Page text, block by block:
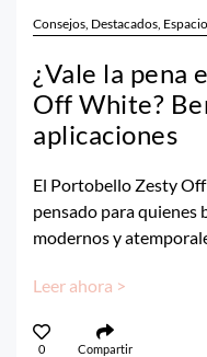
Consejos, Destacados,
¿Vale la pena
Off White?
aplicaciones
El Portobello Zesty
pensado para quienes
modernos y
Leer ahora >
0 Compartir